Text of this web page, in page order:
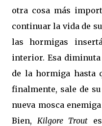
otra cosa más
continuar la vida de
las hormigas
interior. Esa
de la hormiga hasta
finalmente, sale de
nueva mosca
Bien, Kilgore Trout